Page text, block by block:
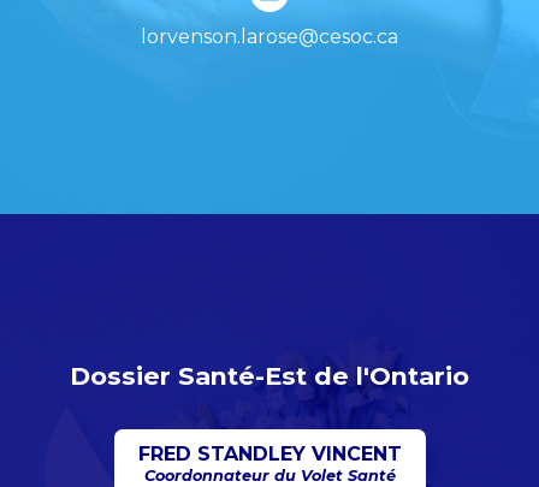
lorvenson.larose@cesoc.ca
Dossier Santé-Est de l'Ontario
FRED STANDLEY VINCENT
Coordonnateur du Volet Santé